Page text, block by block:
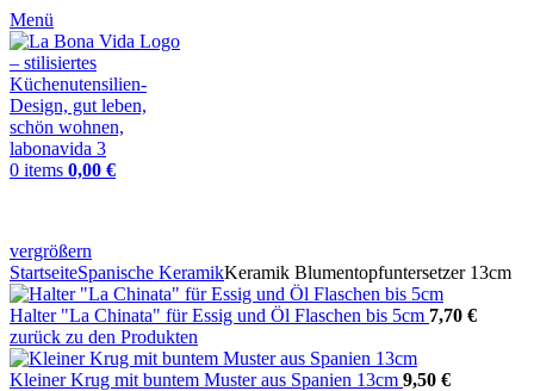
Menü
0 items 0,00 €
vergrößern
StartseiteSpanische KeramikKeramik Blumentopfuntersetzer 13cm
Halter "La Chinata" für Essig und Öl Flaschen bis 5cm 7,70 €
zurück zu den Produkten
Kleiner Krug mit buntem Muster aus Spanien 13cm 9,50 €